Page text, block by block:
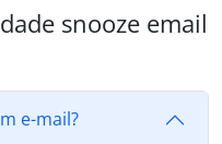
snooze email
e-mail?